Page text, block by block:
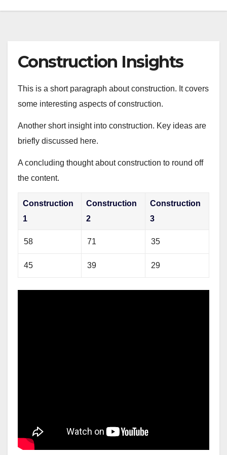
Construction Insights
This is a short paragraph about construction. It covers
some interesting aspects of construction.
Another short insight into construction. Key ideas are
briefly discussed here.
A concluding thought about construction to round off
the content.
Construction
1
Construction
2
Construction
3
58 71 35
45 39 29